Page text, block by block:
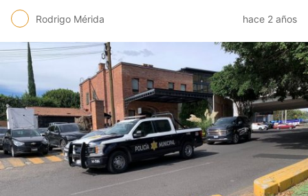
Rodrigo Mérida hace 2 años